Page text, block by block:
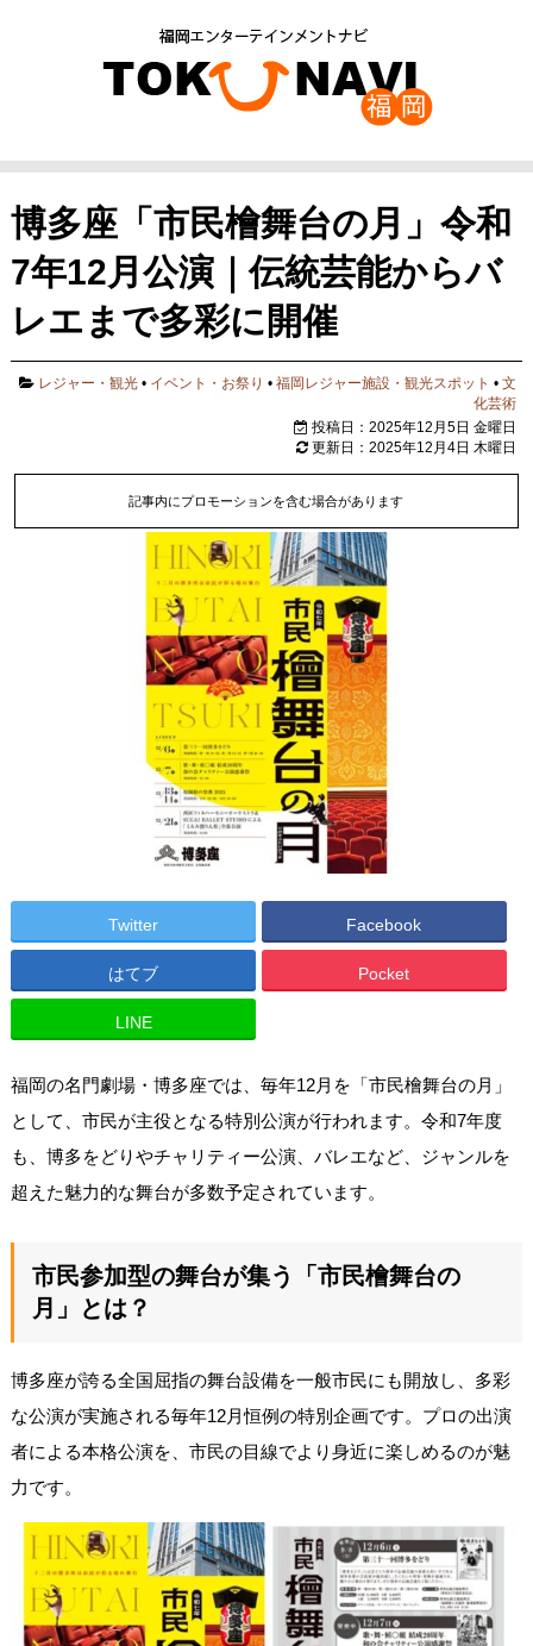
博多座「市民檜舞台の月」令和
7年12月公演｜伝統芸能からバ
レエまで多彩に開催
レジャー・観光 • イベント・お祭り •福岡レジャー施設・観光スポット •文
化芸術
投稿日：2025年12月5日 金曜日
更新日：2025年12月4日 木曜日
記事内にプロモーションを含む場合があります
Twitter Facebook
はてブ Pocket
LINE
福岡の名門劇場・博多座では、毎年12月を「市民檜舞台の月」
として、市民が主役となる特別公演が行われます。令和7年度
も、博多をどりやチャリティー公演、バレエなど、ジャンルを
超えた魅力的な舞台が多数予定されています。
市民参加型の舞台が集う「市民檜舞台の
月」とは？
博多座が誇る全国屈指の舞台設備を一般市民にも開放し、多彩
な公演が実施される毎年12月恒例の特別企画です。プロの出演
者による本格公演を、市民の目線でより身近に楽しめるのが魅
力です。